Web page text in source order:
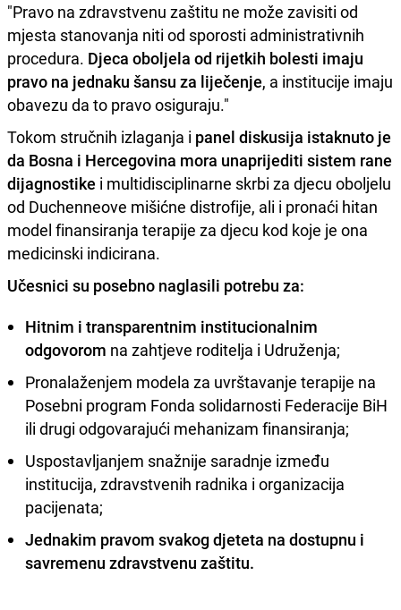
"Pravo na zdravstvenu zaštitu ne može zavisiti od
mjesta stanovanja niti od sporosti administrativnih
procedura. Djeca oboljela od rijetkih bolesti imaju
pravo na jednaku šansu za liječenje, a institucije imaju
obavezu da to pravo osiguraju."
Tokom stručnih izlaganja i panel diskusija istaknuto je
da Bosna i Hercegovina mora unaprijediti sistem rane
dijagnostike i multidisciplinarne skrbi za djecu oboljelu
od Duchenneove mišićne distrofije, ali i pronaći hitan
model finansiranja terapije za djecu kod koje je ona
medicinski indicirana.
Učesnici su posebno naglasili potrebu za:
Hitnim i transparentnim institucionalnim
odgovorom na zahtjeve roditelja i Udruženja;
Pronalaženjem modela za uvrštavanje terapije na
Posebni program Fonda solidarnosti Federacije BiH
ili drugi odgovarajući mehanizam finansiranja;
Uspostavljanjem snažnije saradnje između
institucija, zdravstvenih radnika i organizacija
pacijenata;
Jednakim pravom svakog djeteta na dostupnu i
savremenu zdravstvenu zaštitu.